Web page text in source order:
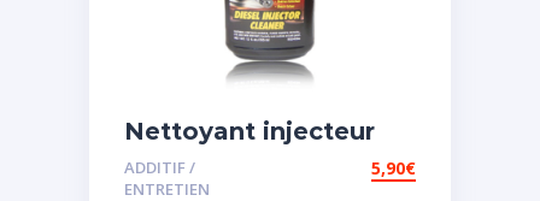
Nettoyant injecteur
diesel
ADDITIF /
ENTRETIEN
5,90€